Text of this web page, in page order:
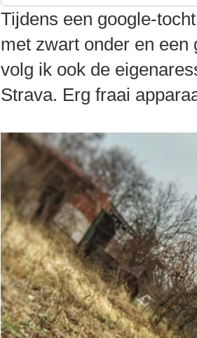
Tijdens een google-
met zwart onder en
volg ik ook de
Strava. Erg fraai